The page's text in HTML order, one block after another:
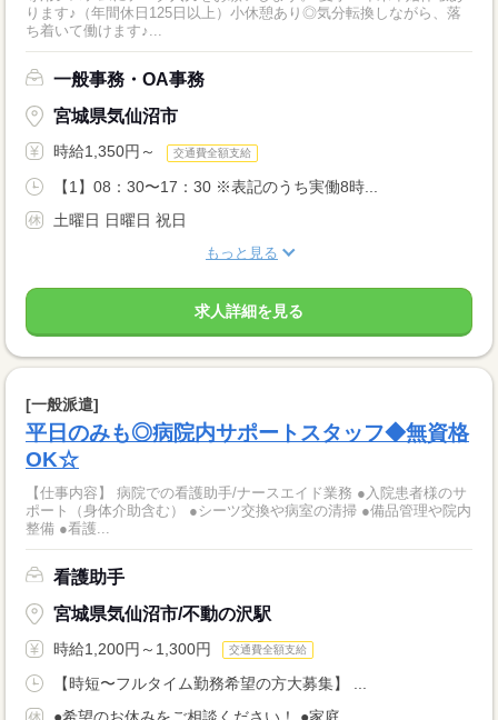
ります♪（年間休日125日以上）小休憩あり◎気分転換しながら、落
ち着いて働けます♪...
一般事務・OA事務
宮城県気仙沼市
時給1,350円～ 交通費全額支給
【1】08：30〜17：30 ※表記のうち実働8時...
土曜日 日曜日 祝日
もっと見る
求人詳細を見る
[一般派遣]
平日のみも◎病院内サポートスタッフ◆無資格
OK☆
【仕事内容】 病院での看護助手/ナースエイド業務 ●入院患者様のサ
ポート（身体介助含む） ●シーツ交換や病室の清掃 ●備品管理や院内
整備 ●看護...
看護助手
宮城県気仙沼市/不動の沢駅
時給1,200円～1,300円 交通費全額支給
【時短〜フルタイム勤務希望の方大募集】 ...